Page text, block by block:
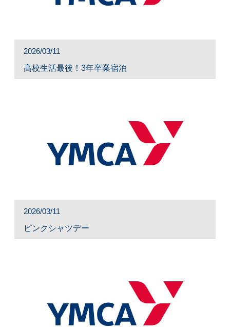
2026/03/11
高校生活最後！3年卒業宿泊
2026/03/11
ピンクシャツデー